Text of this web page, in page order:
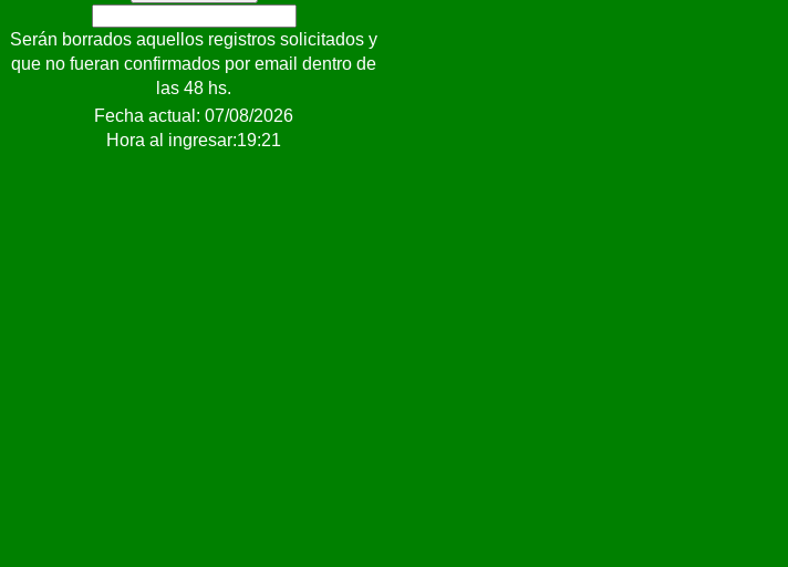
Serán borrados aquellos registros solicitados y
que no fueran confirmados por email dentro de
las 48 hs.
Fecha actual: 07/08/2026
Hora al ingresar:19:21